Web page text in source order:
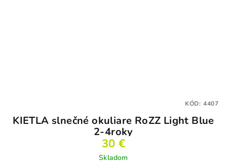
KIETLA slnečné okuliare RoZZ Light Blue
2-4roky
30 €
Skladom
KÓD: 4407